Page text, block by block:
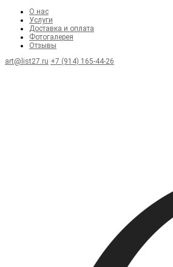
О нас
Услуги
Доставка и оплата
Фотогалерея
Отзывы
art@list27.ru +7 (914) 165-44-26